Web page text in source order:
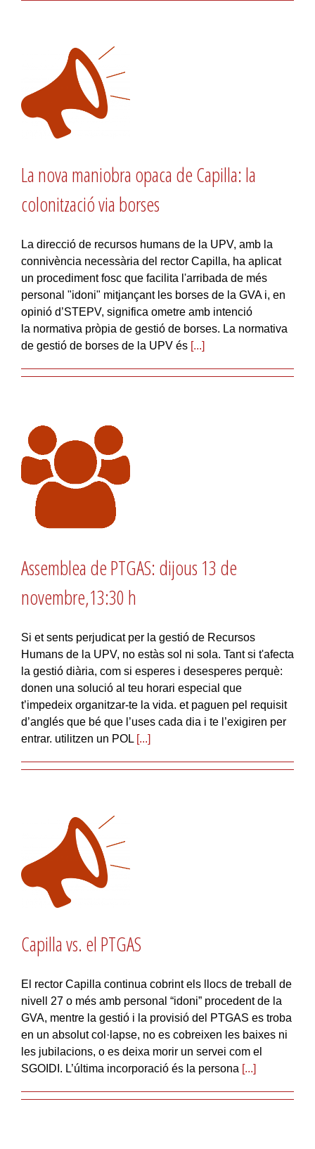
La nova maniobra opaca de Capilla: la
colonització via borses
La direcció de recursos humans de la UPV, amb la
connivència necessària del rector Capilla, ha aplicat
un procediment fosc que facilita l'arribada de més
personal "idoni" mitjançant les borses de la GVA i, en
opinió d’STEPV, significa ometre amb intenció
la normativa pròpia de gestió de borses. La normativa
de gestió de borses de la UPV és [...]
Assemblea de PTGAS: dijous 13 de
novembre,13:30 h
Si et sents perjudicat per la gestió de Recursos
Humans de la UPV, no estàs sol ni sola. Tant si t'afecta
la gestió diària, com si esperes i desesperes perquè:
donen una solució al teu horari especial que
t’impedeix organitzar-te la vida. et paguen pel requisit
d’anglés que bé que l’uses cada dia i te l’exigiren per
entrar. utilitzen un POL [...]
Capilla vs. el PTGAS
El rector Capilla continua cobrint els llocs de treball de
nivell 27 o més amb personal “idoni” procedent de la
GVA, mentre la gestió i la provisió del PTGAS es troba
en un absolut col·lapse, no es cobreixen les baixes ni
les jubilacions, o es deixa morir un servei com el
SGOIDI. L’última incorporació és la persona [...]